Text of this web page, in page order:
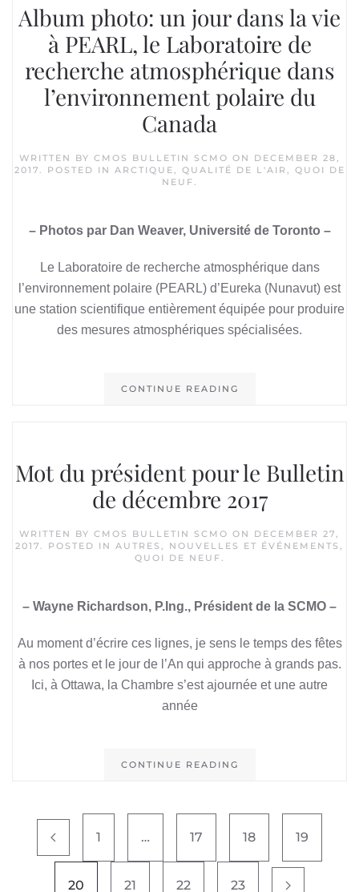
Album photo: un jour dans la vie
à PEARL, le Laboratoire de
recherche atmosphérique dans
l’environnement polaire du
Canada
WRITTEN BY CMOS BULLETIN SCMO ON
DECEMBER 28,
2017. POSTED IN ARCTIQUE, QUALITÉ DE L'AIR , QUOI DE
NEUF.
– Photos par Dan Weaver, Université de Toronto –
Le Laboratoire de recherche atmosphérique dans
l’environnement polaire (PEARL) d’Eureka (Nunavut) est
une station scientifique entièrement équipée pour produire
des mesures atmosphériques spécialisées.
CONTINUE READING
Mot du président pour le Bulletin
de décembre 2017
WRITTEN BY CMOS BULLETIN SCMO ON DECEMBER 27,
2017. POSTED IN AUTRES , NOUVELLES ET ÉVÉNEMENTS ,
QUOI DE NEUF.
– Wayne Richardson, P.Ing., Président de la SCMO –
Au moment d’écrire ces lignes, je sens le temps des fêtes
à nos portes et le jour de l’An qui approche à grands pas.
Ici, à Ottawa, la Chambre s’est ajournée et une autre
année
CONTINUE READING
1 … 17 18 19
20 21 22 23